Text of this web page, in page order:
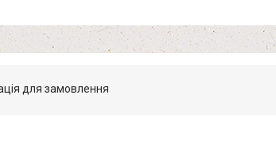
для замовлення